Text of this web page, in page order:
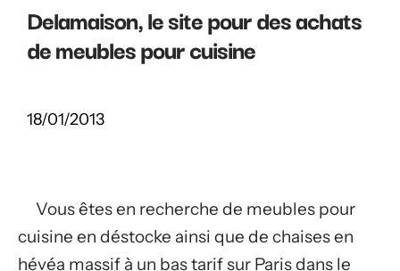
Delamaison, le site pour des achats
de meubles pour cuisine
18/01/2013
Vous êtes en recherche de meubles pour
cuisine en déstocke ainsi que de chaises en
hévéa massif à un bas tarif sur Paris dans le